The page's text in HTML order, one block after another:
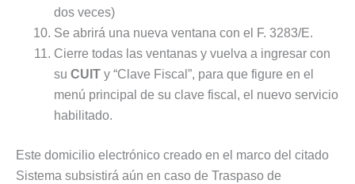
dos veces)
Se abrirá una nueva ventana con el F. 3283/E.
Cierre todas las ventanas y vuelva a ingresar con
su CUIT y “Clave Fiscal”, para que figure en el
menú principal de su clave fiscal, el nuevo servicio
habilitado.
Este domicilio electrónico creado en el marco del citado
Sistema subsistirá aún en caso de Traspaso de